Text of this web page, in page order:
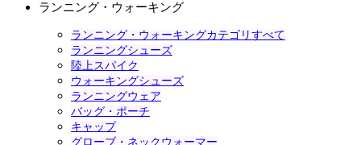
ランニング・ウォーキング
ランニング・ウォーキングカテゴリすべて
ランニングシューズ
陸上スパイク
ウォーキングシューズ
ランニングウェア
バッグ・ポーチ
キャップ
グローブ・ネックウォーマー